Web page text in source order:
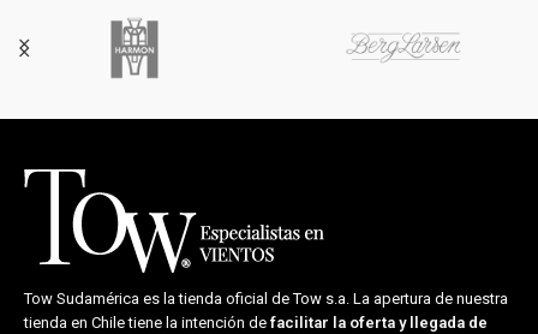
Tow Sudamérica es la tienda oficial deTow s.a. La apertura de nuestra
tienda en Chile tiene la intención de facilitar la oferta y llegada de